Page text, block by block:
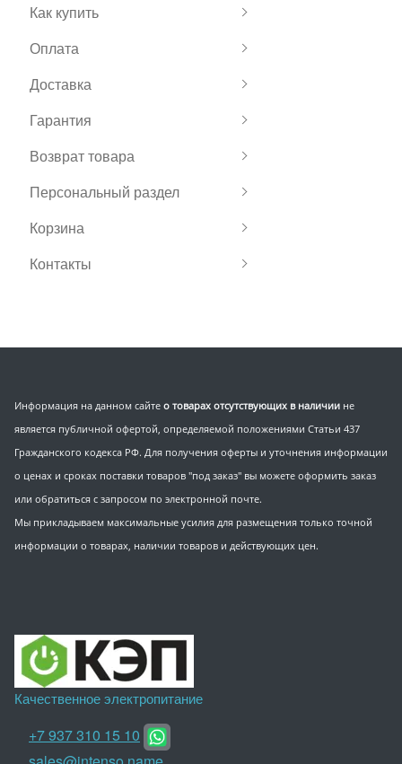
Как купить
Оплата
Доставка
Гарантия
Возврат товара
Персональный раздел
Корзина
Контакты
Информация на данном сайте о товарах отсутствующих в наличии не
является публичной офертой, определяемой положениями Статьи 437
Гражданского кодекса РФ. Для получения оферты и уточнения информации
о ценах и сроках поставки товаров "под заказ" вы можете оформить заказ
или обратиться с запросом по электронной почте.
Мы прикладываем максимальные усилия для размещения только точной
информации о товарах, наличии товаров и действующих цен.
Качественное электропитание
+7 937 310 15 10